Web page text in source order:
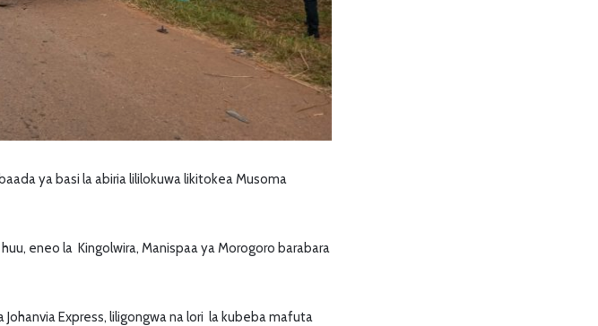
ya basi la abiria lililokuwa likitokea Musoma
eneo la Kingolwira, Manispaa ya Morogoro barabara
Express, liligongwa na lori la kubeba mafuta